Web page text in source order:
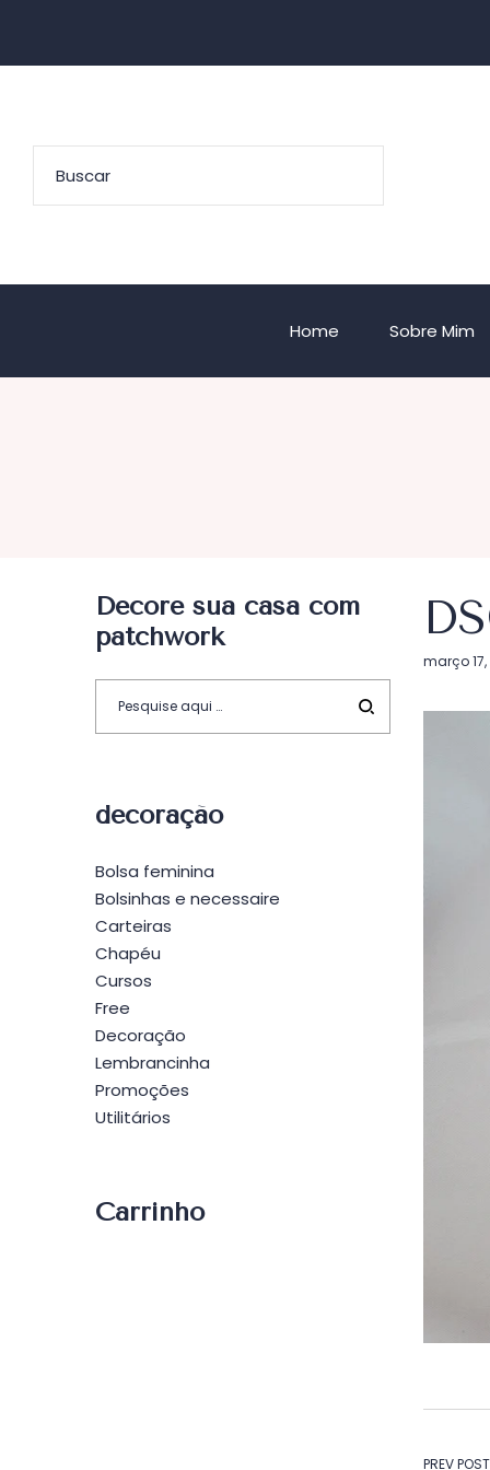
Home Sobre Mim
Postado
março 17,
PREV POST
Decore sua casa com
patchwork
decoração
Bolsa feminina
Bolsinhas e necessaire
Carteiras
Chapéu
Cursos
Free
Decoração
Lembrancinha
Promoções
Utilitários
Carrinho